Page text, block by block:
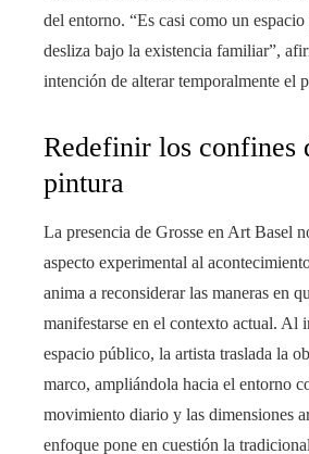
del entorno. “Es casi como un
desliza bajo la existencia familiar”,
intención de alterar temporalmente el
Redefinir los confines
pintura
La presencia de Grosse en Art Basel
aspecto experimental al
anima a reconsiderar las maneras en
manifestarse en el contexto actual. Al
espacio público, la artista traslada la
marco, ampliándola hacia el entorno
movimiento diario y las dimensiones
enfoque pone en cuestión la